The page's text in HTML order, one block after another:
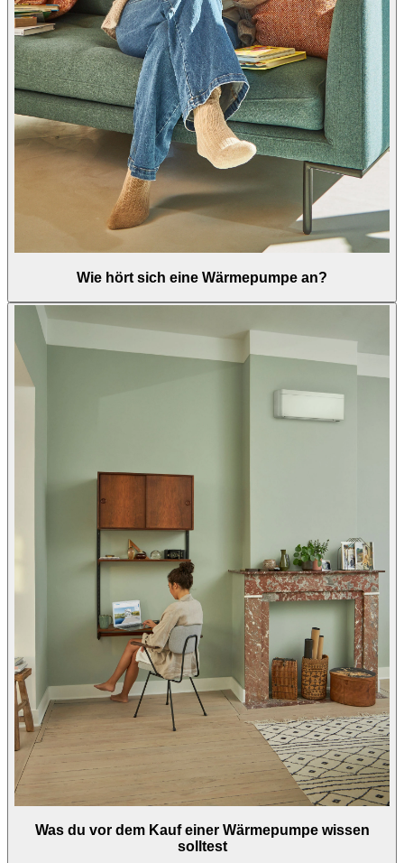
Wie hört sich eine Wärmepumpe an?
Was du vor dem Kauf einer Wärmepumpe wissen
solltest